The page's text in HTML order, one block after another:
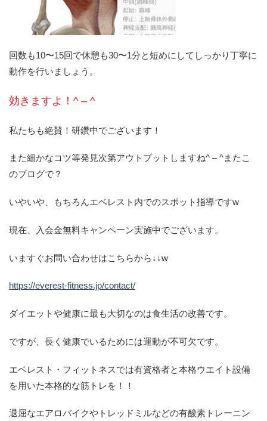
回数も10〜15回で休憩も30〜1分と短めにしてしっかり丁寧に
動作を行いましょう。
効きますよ！^ – ^
私たちも絶賛！研鑽中でございます！
また細かなコツ等発見次第アウトプットしますね^ – ^またこ
のブログで？
いやいや、もちろんエベレスト内でのスポット指導ですw
現在、入会金無料キャンペーン実施中でございます。
いますぐお問い合わせはこちらから↓↓w
https://everest-fitness.jp/contact/
ダイエットや健康に最も大切なのは食生活の改善です。
ですが、長く健康でいるためには運動が不可欠です。
エベレスト・フィットネスでは有資格者と本格ウエイト設備
を用いた本格的な筋トレを！！
退屈なエアロバイクやトレッドミルなどの有酸素トレーニン